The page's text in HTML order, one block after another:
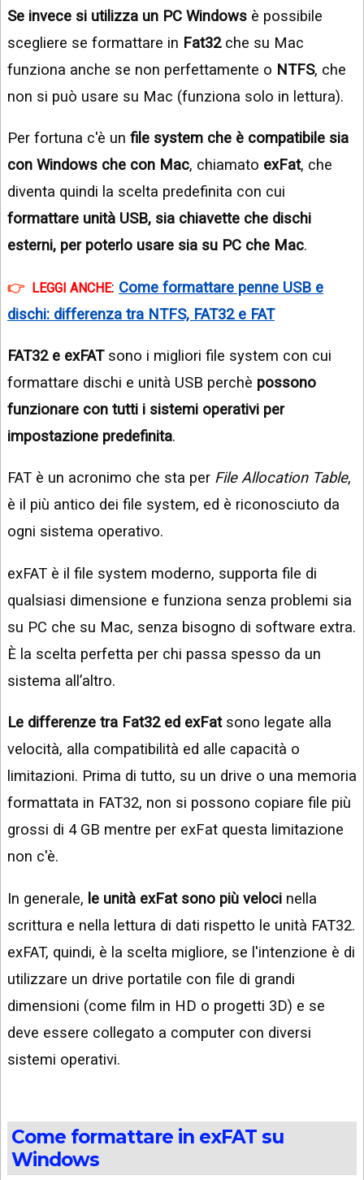
Se invece si utilizza un PC Windows è possibile
scegliere se formattare in Fat32che su Mac
funziona anche se non perfettamente o NTFS, che
non si può usare su Mac (funziona solo in lettura).
Per fortuna c'è un file system che è compatibile sia
con Windows che con Mac, chiamato exFat, che
diventa quindi la scelta predefinita con cui
formattare unità USB, sia chiavette che dischi
esterni, per poterlo usare sia su PC che Mac.
LEGGI ANCHE: Come formattare penne USB e
dischi: differenza tra NTFS, FAT32 e FAT
FAT32 e exFAT sono i migliori file system con cui
formattare dischi e unità USB perchè possono
funzionare con tutti i sistemi operativi per
impostazione predefinita.
FAT è un acronimo che sta per File Allocation Table,
è il più antico dei file system, ed è riconosciuto da
ogni sistema operativo.
exFAT è il file system moderno, supporta file di
qualsiasi dimensione e funziona senza problemi sia
su PC che su Mac, senza bisogno di software extra.
È la scelta perfetta per chi passa spesso da un
sistema all’altro.
Le differenze tra Fat32 ed exFatsono legate alla
velocità, alla compatibilità ed alle capacità o
limitazioni. Prima di tutto, su un drive o una memoria
formattata in FAT32, non si possono copiare file più
grossi di 4 GB mentre per exFat questa limitazione
non c'è.
In generale, le unità exFat sono più veloci nella
scrittura e nella lettura di dati rispetto le unità FAT32.
exFAT, quindi, è la scelta migliore, se l'intenzione è di
utilizzare un drive portatile con file di grandi
dimensioni (come film in HD o progetti 3D) e se
deve essere collegato a computer con diversi
sistemi operativi.
Come formattare in exFAT su
Windows